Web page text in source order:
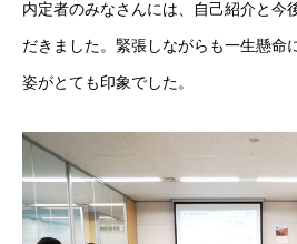
内定者のみなさんには、自己紹介と今
だきました。緊張しながらも一生懸命
姿がとても印象でした。